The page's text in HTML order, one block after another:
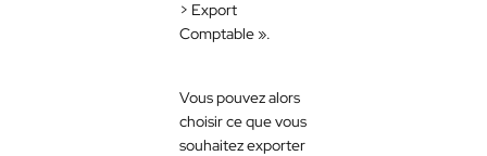
> Export
Comptable ».
Vous pouvez alors
choisir ce que vous
souhaitez exporter